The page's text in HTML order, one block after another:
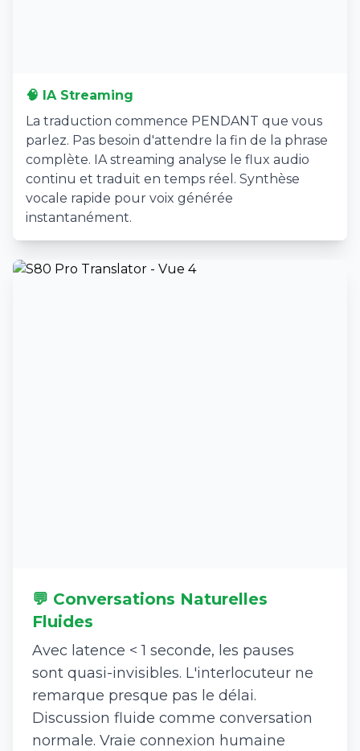
🧠 IA Streaming
La traduction commence PENDANT que vous
parlez. Pas besoin d'attendre la fin de la phrase
complète. IA streaming analyse le flux audio
continu et traduit en temps réel. Synthèse
vocale rapide pour voix générée
instantanément.
💬 Conversations Naturelles
Fluides
Avec latence < 1 seconde, les pauses
sont quasi-invisibles. L'interlocuteur ne
remarque presque pas le délai.
Discussion fluide comme conversation
normale. Vraie connexion humaine